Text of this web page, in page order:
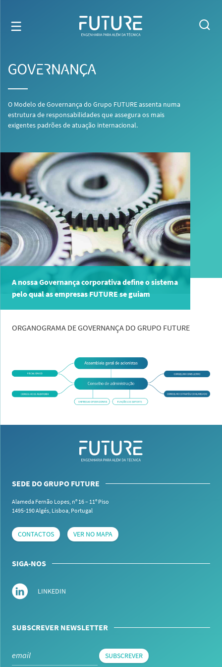
GOVERNANÇA
O Modelo de Governança do Grupo FUTURE assenta numa
estrutura de responsabilidades que assegura os mais
exigentes padrões de atuação internacional.
A nossa Governança corporativa define o sistema
pelo qual as empresas FUTURE se guiam
ORGANOGRAMA DE GOVERNANÇA DO GRUPO FUTURE
SEDE DO GRUPO FUTURE
Alameda Fernão Lopes, nº 16 – 11º Piso
1495-190 Algés, Lisboa, Portugal
CONTACTOS VER NO MAPA
SIGA-NOS
LINKEDIN
SUBSCREVER NEWSLETTER
SUBSCREVER